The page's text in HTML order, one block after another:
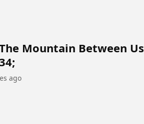
Mountain Between Us
ago